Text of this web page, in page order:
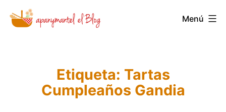
Saltar
Novedades
Apanymantel
Menú
Etiqueta: Tartas
Cumpleaños Gandia